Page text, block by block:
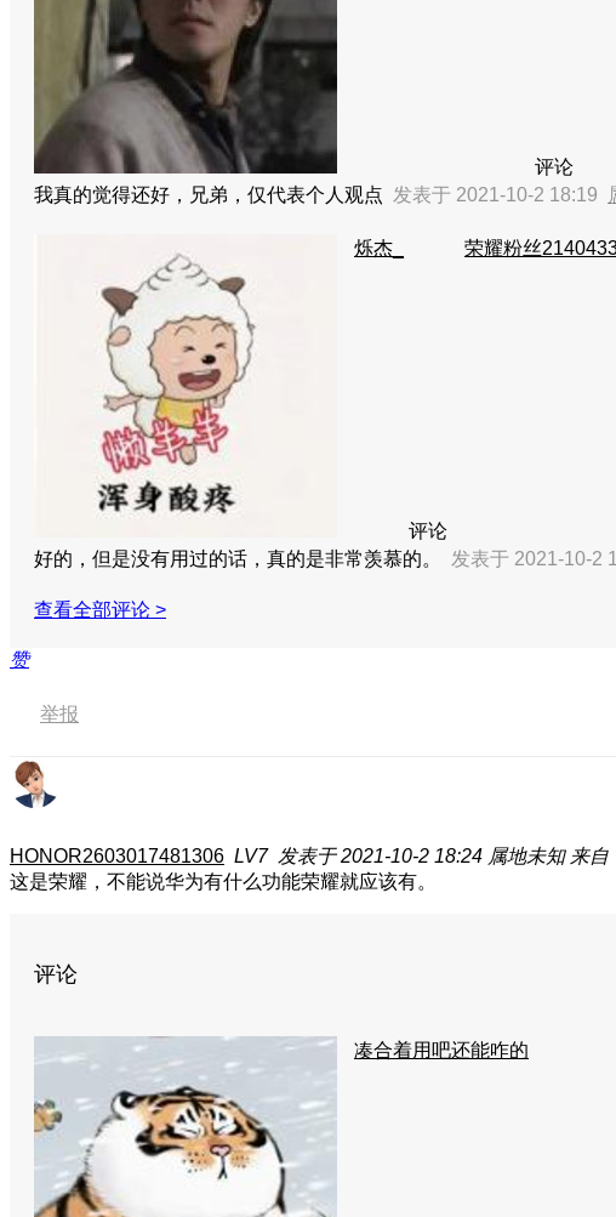
评论
我真的觉得还好，兄弟，仅代表个人观点 发表于 2021-10-2 18:19
烁杰_
评论
荣耀粉丝
好的，但是没有用过的话，真的是非常羡慕的。 发表于 2021-10-2
查看全部评论 >
赞
举报
HONOR2603017481306 LV7 发表于 2021-10-2 18:24 属地未知 来自
这是荣耀，不能说华为有什么功能荣耀就应该有。
评论
凑合着用吧还能咋的